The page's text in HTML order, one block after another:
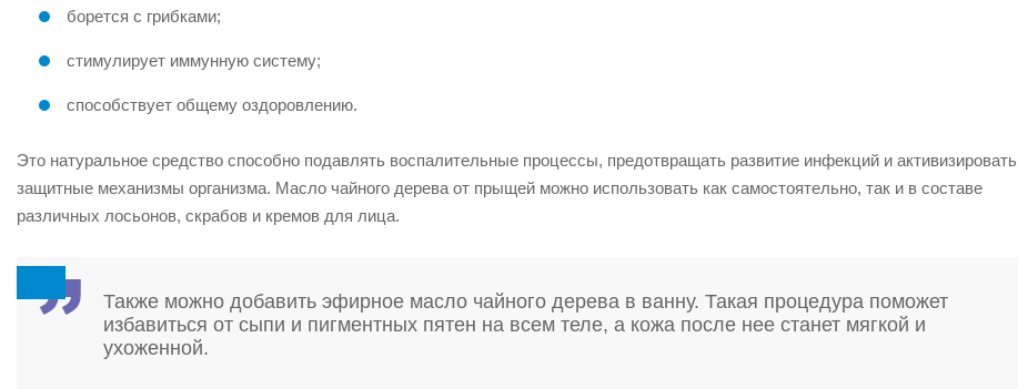
борется с грибками;
стимулирует иммунную систему;
способствует общему оздоровлению.
Это натуральное средство способно подавлять воспалительные процессы, предотвращать развитие инфекций и активизировать
защитные механизмы организма. Масло чайного дерева от прыщей можно использовать как самостоятельно, так и в составе
различных лосьонов, скрабов и кремов для лица.
Также можно добавить эфирное масло чайного дерева в ванну. Такая процедура поможет
избавиться от сыпи и пигментных пятен на всем теле, а кожа после нее станет мягкой и
ухоженной.